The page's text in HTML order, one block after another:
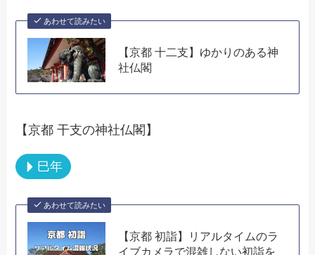
あわせて読みたい
【京都 十二支】ゆかりのある神
社仏閣
【京都 干支の神社仏閣】
巳年
あわせて読みたい
【京都 初詣】リアルタイムのラ
イブカメラで混雑しない初詣を